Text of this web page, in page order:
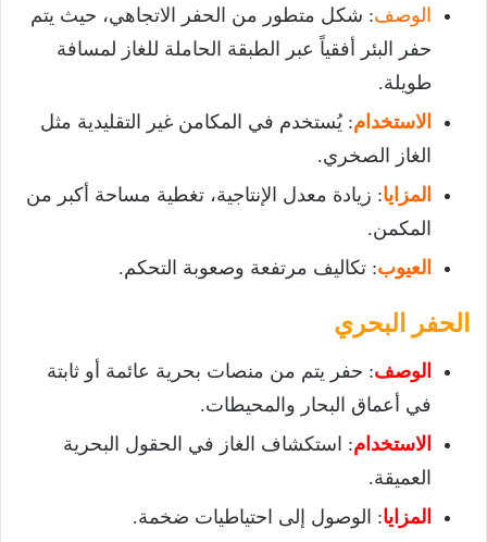
الوصف: شكل متطور من الحفر الاتجاهي، حيث يتم
حفر البئر أفقياً عبر الطبقة الحاملة للغاز لمسافة
طويلة.
الاستخدام: يُستخدم في المكامن غير التقليدية مثل
الغاز الصخري.
المزايا: زيادة معدل الإنتاجية، تغطية مساحة أكبر من
المكمن.
العيوب: تكاليف مرتفعة وصعوبة التحكم.
الحفر البحري
الوصف: حفر يتم من منصات بحرية عائمة أو ثابتة
في أعماق البحار والمحيطات.
الاستخدام: استكشاف الغاز في الحقول البحرية
العميقة.
المزايا: الوصول إلى احتياطيات ضخمة.